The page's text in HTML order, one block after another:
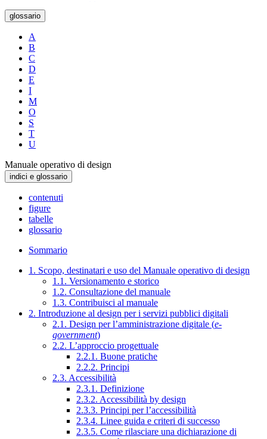
glossario
A
B
C
D
E
I
M
O
S
T
U
Manuale operativo di design
indici e glossario
contenuti
figure
tabelle
glossario
Sommario
1. Scopo, destinatari e uso del Manuale operativo di design
1.1. Versionamento e storico
1.2. Consultazione del manuale
1.3. Contribuisci al manuale
2. Introduzione al design per i servizi pubblici digitali
2.1. Design per l’amministrazione digitale (e-
government)
2.2. L’approccio progettuale
2.2.1. Buone pratiche
2.2.2. Principi
2.3. Accessibilità
2.3.1. Definizione
2.3.2. Accessibilità by design
2.3.3. Principi per l’accessibilità
2.3.4. Linee guida e criteri di successo
2.3.5. Come rilasciare una dichiarazione di